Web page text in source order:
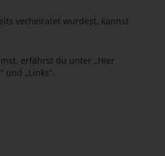
verheiratet wurdest, kannst
erfährst du unter „Hier
und „Links“.